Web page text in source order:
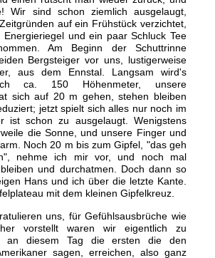
Wir sind schon ziemlich ausgelaugt,
auf ein Frühstück verzichtet,
und ein paar Schluck Tee
Am Beginn der Schuttrinne
Bergsteiger vor uns, lustigerweise
aus dem Ennstal. Langsam wird's
ca. 150 Höhenmeter, unsere
sich auf 20 m gehen, stehen bleiben
jetzt spielt sich alles nur noch im
ist schon zu ausgelaugt. Wenigstens
die Sonne, und unsere Finger und
Noch 20 m bis zum Gipfel, "das geh
nehme ich mir vor, und noch mal
und durchatmen. Doch dann so
Hans und ich über die letzte Kante.
mit dem kleinen Gipfelkreuz.
uns, für Gefühlsausbrüche wie
vorstellt waren wir eigentlich zu
an diesem Tag die ersten die den
sagen, erreichen, also ganz